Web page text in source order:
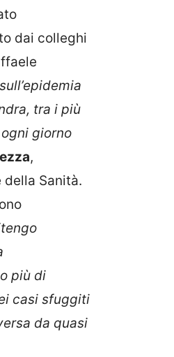
dai colleghi
tra i più
giorno
,
Sanità.
più di
casi sfuggiti
da quasi